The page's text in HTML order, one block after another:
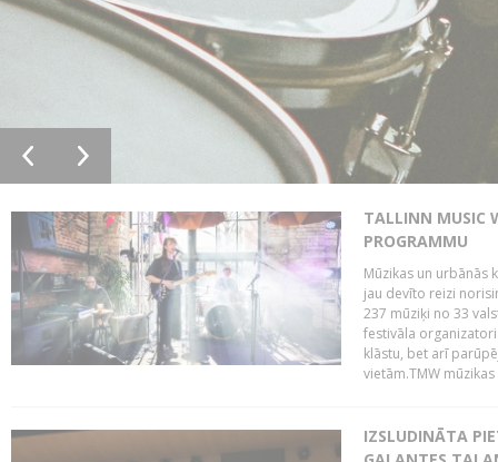
TALLINN MUSIC
PROGRAMMU
Mūzikas un urbānās
jau devīto reizi
237 mūziķi no 33
festivāla
klāstu, bet arī
vietām.TMW
IZSLUDINĀTA